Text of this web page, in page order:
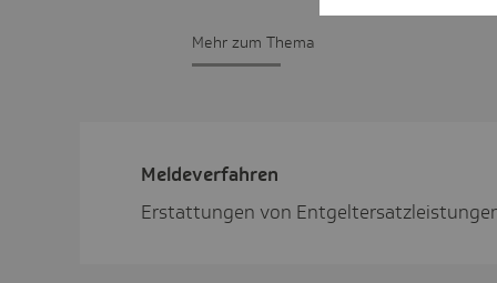
Mehr zum Thema
Melde­ver­fahren
Erstattungen von